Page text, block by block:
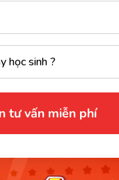
tư vấn miễn phí
Đầu tư TP Hà Nội cấp
Star Garden, số 2 Kim
- Giám đốc điều hành